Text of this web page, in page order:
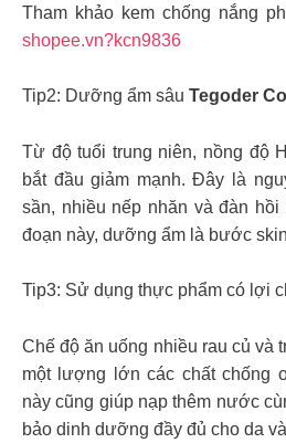
Tham khảo kem chống nắng
shopee.vn?kcn9836
Tip2: Dưỡng ẩm sâu Tegoder
Từ độ tuổi trung niên, nồng độ
bắt đầu giảm mạnh. Đây là
sần, nhiều nếp nhăn và đàn
đoạn này, dưỡng ẩm là bước
Tip3: Sử dụng thực phẩm có lợi
Chế độ ăn uống nhiều rau củ và
một lượng lớn các chất chống
này cũng giúp nạp thêm nước
bảo dinh dưỡng đầy đủ cho da